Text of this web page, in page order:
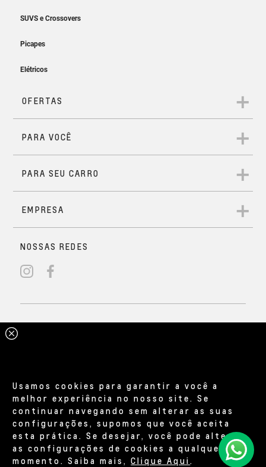
Usamos cookies para garantir a você a
melhor experiência no nosso site. Se
continuar navegando sem alterar as suas
configurações, supomos que você aceita
esta prática. Se desejar, você pode alterar
as configurações de cookies a qualquer
momento. Saiba mais,Clique Aqui.